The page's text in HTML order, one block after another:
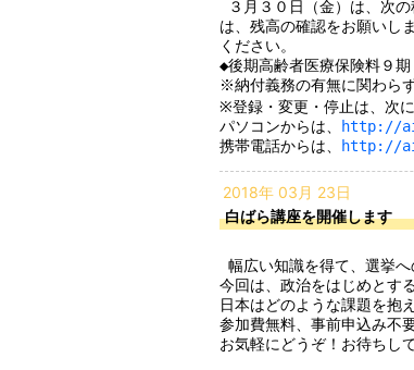
は、残高の確認をお願いし
ください。
◆後期高齢者医療保険料９期
※納付義務の有無に関わら
※登録・変更・停止は、次
パソコンからは、
http://
携帯電話からは、
http://
2018年 03月 23日
白ばら講座を開催します
今回は、政治をはじめとす
日本はどのような課題を抱
参加費無料、事前申込み不要
お気軽にどうぞ！お待ちし